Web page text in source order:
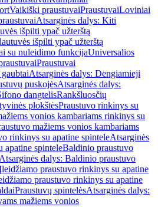
Vaikiški praustuvaiPraustuvaiLoviniai
Atsarginės dalys: Kiti
išpilti ypač užterštą
išpilti ypač užterštą
su nuleidimo funkcijaUniversalios
Praustuvai
Atsarginės dalys: Dengiamieji
puskojėsAtsarginės dalys:
dangtelisRankšluosčių
plokštėsPraustuvo rinkinys su
vonios kambariams rinkinys su
mažiems vonios kambariams
rinkinys su apatine spinteleAtsarginės
apatine spinteleBaldinio praustuvo
Atsarginės dalys: Baldinio praustuvo
praustuvo rinkinys su apatine
praustuvo rinkinys su apatine
Praustuvų spintelėsAtsarginės dalys:
mažiems vonios